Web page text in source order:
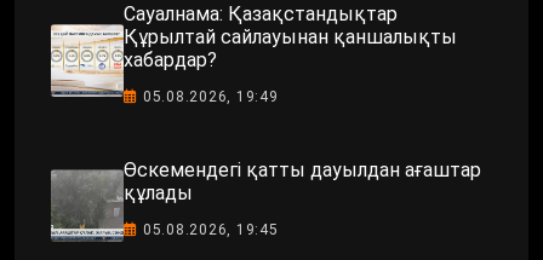
Сауалнама: Қазақстандықтар
Құрылтай сайлауынан қаншалықты
хабардар?
05.08.2026, 19:49
Өскемендегі қатты дауылдан ағаштар
құлады
05.08.2026, 19:45